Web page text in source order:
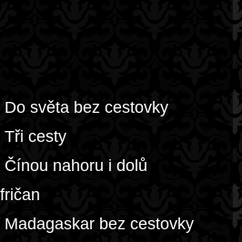
světa bez cestovky
Tři cesty
nahoru i dolů
bez cestovky